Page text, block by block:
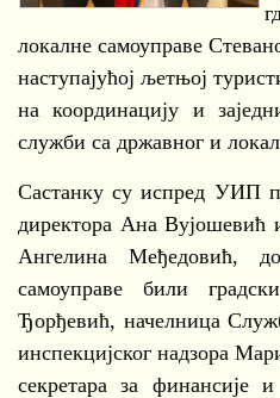
локалне самоуправе
наступајућој љетњој
на координацију и
служби са државног и
Састанку су испред УИП
директора Ана Вујошевић
Ангелина Међедовић,
самоуправе били
Ђорђевић, начелница
инспекцијског надзора
секретара за финансије